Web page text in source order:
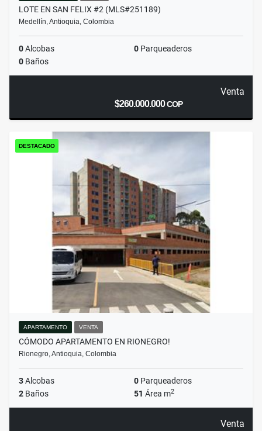
LOTE EN SAN FELIX #2 (MLS#251189)
Medellín, Antioquia, Colombia
0Alcobas 0 Parqueaderos
0 Baños
Venta
$260.000.000COP
DESTACADO
APARTAMENTO VENTA
CÓMODO APARTAMENTO EN RIONEGRO!
Rionegro, Antioquia, Colombia
3Alcobas 0 Parqueaderos
2 Baños 51 Área m2
Venta